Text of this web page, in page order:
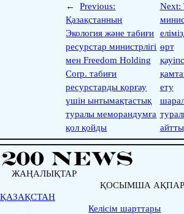
←
Previous:
Қазақстанның
Экология және табиғи
ресурстар министрлігі
мен Freedom Holding
Corp. табиғи
ресурстарды қорғау
үшін ынтымақтастық
туралы меморандумға
қол қойды
Next:
өрт
ету
айтты
ЖАҢАЛЫҚТАР
ҚАЗАҚСТАН
ҚОСЫМША
Келісім шарттары